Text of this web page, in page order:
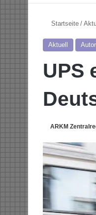
Startseite /
Aktuell
UPS
ARKM